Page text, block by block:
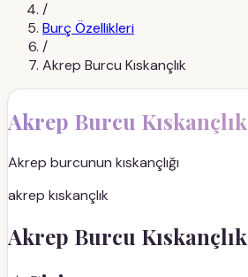
/
Burç Özellikleri
/
Akrep Burcu Kıskançlık
Akrep Burcu Kıskançlık
Akrep burcunun kıskançlığı
akrep kıskançlık
Akrep Burcu Kıskançlık